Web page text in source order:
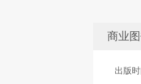
商业
出版时